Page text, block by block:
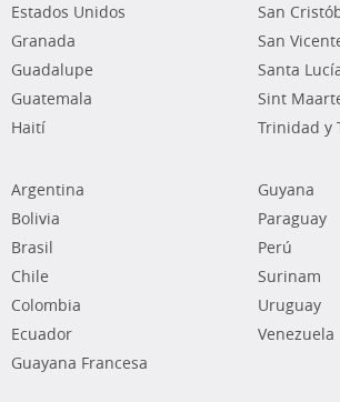
Estados Unidos
Granada
Guadalupe
Guatemala
Haití
San
San
Santa
Sint
Trinidad y
Argentina
Bolivia
Brasil
Chile
Colombia
Ecuador
Guayana Francesa
Guyana
Paraguay
Perú
Surinam
Uruguay
Venezuela